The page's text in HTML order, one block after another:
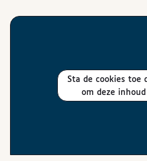
Sta de cookies toe die nodig zijn
om deze